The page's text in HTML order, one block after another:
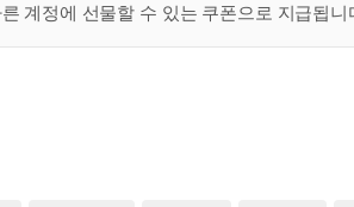
계정에 선물할 수 있는 쿠폰으로 지급됩니